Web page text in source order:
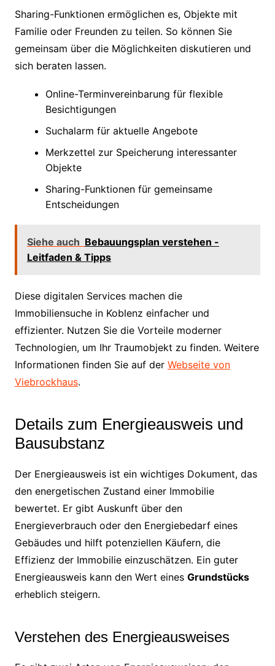
Sharing-Funktionen ermöglichen es, Objekte mit
Familie oder Freunden zu teilen. So können Sie
gemeinsam über die Möglichkeiten diskutieren und
sich beraten lassen.
Online-Terminvereinbarung für flexible
Besichtigungen
Suchalarm für aktuelle Angebote
Merkzettel zur Speicherung interessanter
Objekte
Sharing-Funktionen für gemeinsame
Entscheidungen
Siehe auch Bebauungsplan verstehen -
Leitfaden & Tipps
Diese digitalen Services machen die
Immobiliensuche in Koblenz einfacher und
effizienter. Nutzen Sie die Vorteile moderner
Technologien, um Ihr Traumobjekt zu finden. Weitere
Informationen finden Sie auf der Webseite von
Viebrockhaus.
Details zum Energieausweis und
Bausubstanz
Der Energieausweis ist ein wichtiges Dokument, das
den energetischen Zustand einer Immobilie
bewertet. Er gibt Auskunft über den
Energieverbrauch oder den Energiebedarf eines
Gebäudes und hilft potenziellen Käufern, die
Effizienz der Immobilie einzuschätzen. Ein guter
Energieausweis kann den Wert eines Grundstücks
erheblich steigern.
Verstehen des Energieausweises